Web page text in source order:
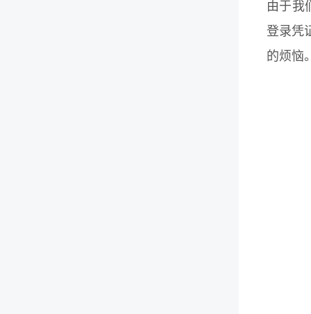
由于我
登录凭
的烦恼。